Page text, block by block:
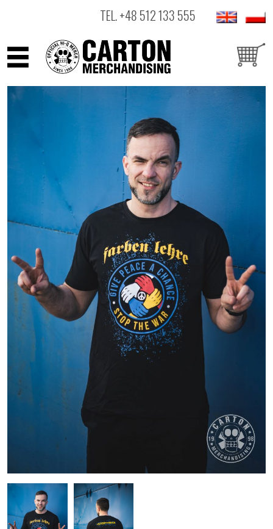
TEL.+48 512 133 555
ARTYŚCI